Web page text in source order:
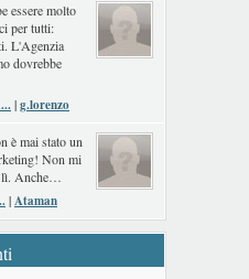
essere molto
per tutti:
L'Agenzia
dovrebbe
|g.lorenzo
è mai stato un
Non mi
Anche…
|Ataman